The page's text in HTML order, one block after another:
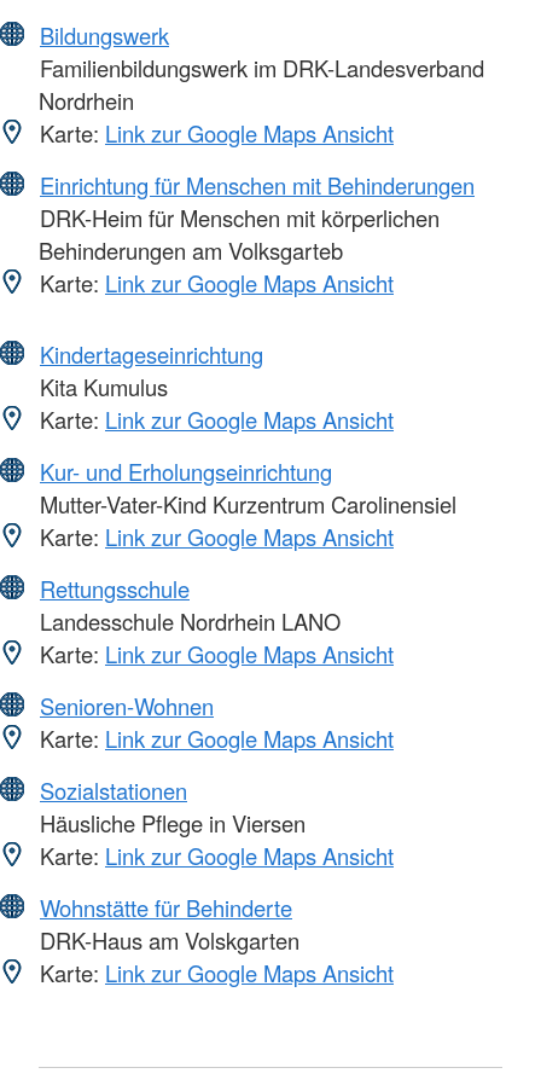
Bildungswerk
Familienbildungswerk im DRK-Landesverband
Nordrhein
Karte: Link zur Google Maps Ansicht
Einrichtung für Menschen mit Behinderungen
DRK-Heim für Menschen mit körperlichen
Behinderungen am Volksgarteb
Karte: Link zur Google Maps Ansicht
Kindertageseinrichtung
Kita Kumulus
Karte: Link zur Google Maps Ansicht
Kur- und Erholungseinrichtung
Mutter-Vater-Kind Kurzentrum Carolinensiel
Karte: Link zur Google Maps Ansicht
Rettungsschule
Landesschule Nordrhein LANO
Karte: Link zur Google Maps Ansicht
Senioren-Wohnen
Karte: Link zur Google Maps Ansicht
Sozialstationen
Häusliche Pflege in Viersen
Karte: Link zur Google Maps Ansicht
Wohnstätte für Behinderte
DRK-Haus am Volskgarten
Karte: Link zur Google Maps Ansicht